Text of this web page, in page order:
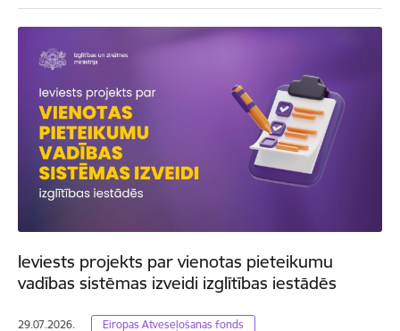
Ieviests projekts par vienotas pieteikumu
vadības sistēmas izveidi izglītības iestādēs
29.07.2026. Eiropas Atveseļošanas fonds